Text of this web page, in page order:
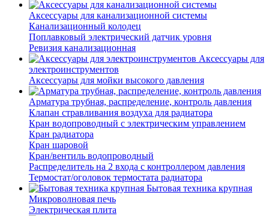
Аксессуары для канализационной системы
Канализационный колодец
Поплавковый электрический датчик уровня
Ревизия канализационная
Аксессуары для
электроинструментов
Аксессуары для мойки высокого давления
Арматура трубная, распределение, контроль давления
Клапан стравливания воздуха для радиатора
Кран водопроводный с электрическим управлением
Кран радиатора
Кран шаровой
Кран/вентиль водопроводный
Распределитель на 2 входа с контроллером давления
Термостат/оголовок термостата радиатора
Бытовая техника крупная
Микроволновая печь
Электрическая плита